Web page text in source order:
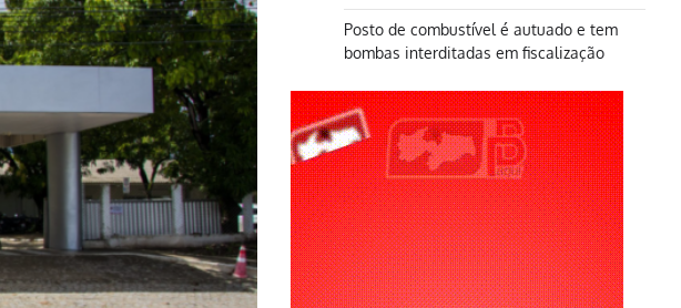
Posto de combustível é autuado e tem
bombas interditadas em fiscalização